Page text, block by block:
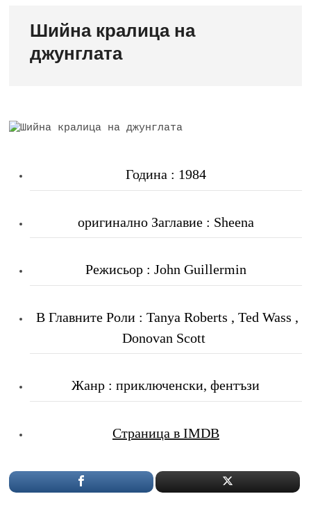
Шийна кралица на
джунглата
Година : 1984
оригинално Заглавие : Sheena
Режисьор : John Guillermin
В Главните Роли : Tanya Roberts , Ted Wass ,
Donovan Scott
Жанр : приключенски, фентъзи
Страница в IMDB